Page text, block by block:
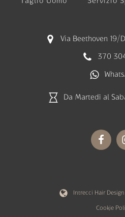
Via Beethoven 19/
370
Da Martedì al
Intrecci Hair
Cookie